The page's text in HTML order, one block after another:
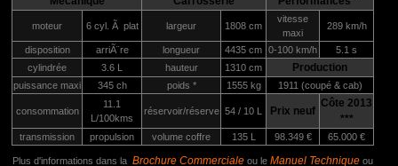
moteur 6 cyl. Ã plat largeur 1808 cm
vitesse
maxi
289 km/h
disposition arriÃ¨re longueur 4435 cm 0-100 km/h
5.1 s
cylindrée
3.6 L hauteur 1310 cm Production
puissance maxi 345 ch poids * 1555 kg 1911 (coupé & cab)
consommation
11.1
L/100kms
réservoir/réserve 54 / 10 L Prix neuf
Côte 2013
***
transmission propulsion volume coffre 135 L 98.349 € 65.000 €
Plus d'informations dans laBrochure Commerciale ou leManuel Technique ou